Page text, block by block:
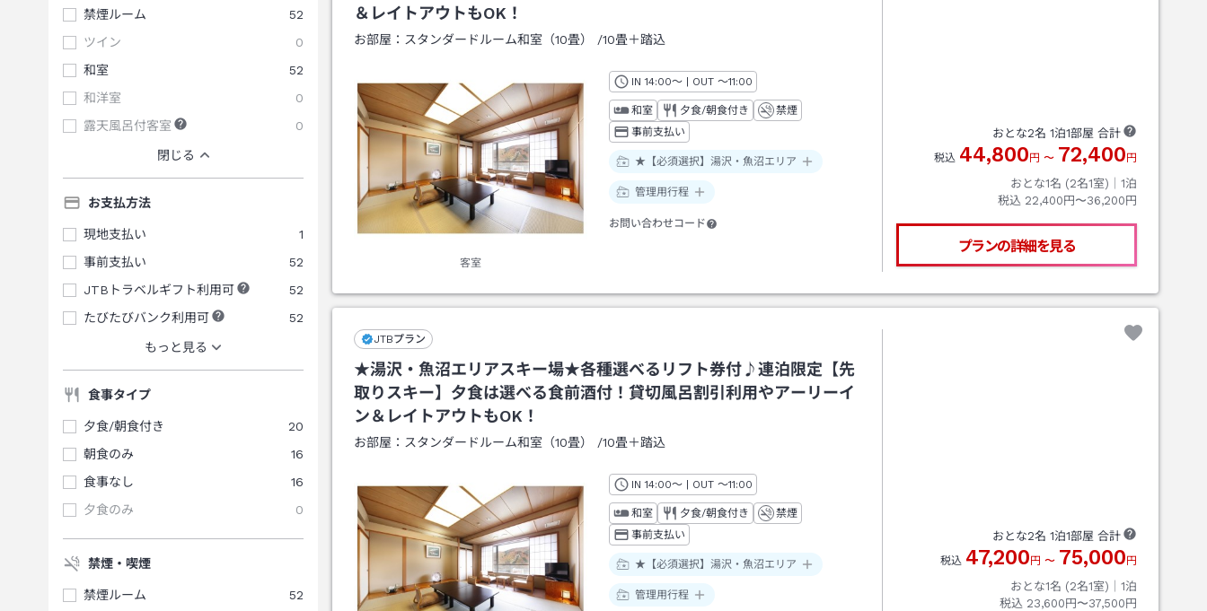
禁煙ルーム
52
ツイン
0
和室
52
和洋室
0
露天風呂付客室
0
閉じる
お支払方法
現地支払い
1
事前支払い
52
JTBトラベルギフト利用可
52
たびたびバンク利用可
52
もっと見る
食事タイプ
夕食/朝食付き
20
朝食のみ
16
食事なし
16
夕食のみ
0
禁煙・喫煙
禁煙ルーム
52
＆レイトアウトもOK！
お部屋： スタンダードルーム和室（10畳） /10畳＋踏込
客室
IN チェックイン
14:00～ | OUT チェックアウト
～11:00
和室 夕食/朝食付き
禁煙
事前支払い
★【必須選択】湯沢・魚沼エリア
管理用行程
お問い合わせコード
おとな2名 1泊1部屋 合計
税込 44,800円 〜 72,400円
おとな1名 (2名1室)｜ 1泊
税込 22,400円〜36,200円
プランの詳細を見る
JTBプラン
★湯沢・魚沼エリアスキー場★各種選べるリフト券付♪連泊限定【先
取りスキー】夕食は選べる食前酒付！貸切風呂割引利用やアーリーイ
ン＆レイトアウトもOK！
お部屋： スタンダードルーム和室（10畳） /10畳＋踏込
IN チェックイン
14:00～ | OUT チェックアウト
～11:00
和室 夕食/朝食付き
禁煙
事前支払い
★【必須選択】湯沢・魚沼エリア
管理用行程
おとな2名 1泊1部屋 合計
税込 47,200円 〜 75,000円
おとな1名 (2名1室)｜ 1泊
税込 23,600円〜37,500円